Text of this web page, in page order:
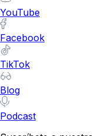
YouTube
Facebook
TikTok
Blog
Podcast